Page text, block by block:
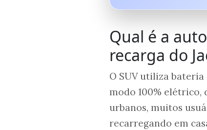
Qual é a
recarga do
O SUV utiliza
modo 100% elétrico,
urbanos, muitos
recarregando em